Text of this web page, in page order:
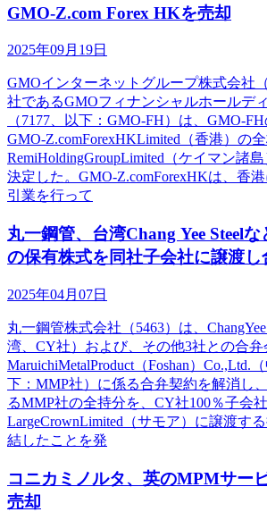
GMO-Z.com Forex HKを売却
2025年09月19日
GMOインターネットグループ株式会社
社であるGMOフィナンシャルホールデ
（7177、以下：GMO-FH）は、GMO-
GMO-Z.comForexHKLimited（香港）の全
RemiHoldingGroupLimited（ケイマン諸
決定した。GMO-Z.comForexHKは、香
引業を行って
丸一鋼管、台湾Chang Yee Steel
の保有株式を同社子会社に譲渡し
2025年04月07日
丸一鋼管株式会社（5463）は、
湾、CY社）および、その他3社との合弁
MaruichiMetalProduct（Foshan）Co.,Ltd.
下：MMP社）に係る合弁契約を解消し
るMMP社の全持分を、CY社100％子会
LargeCrownLimited（サモア）に譲渡す
結したことを発
コニカミノルタ、英のMPMサー
売却